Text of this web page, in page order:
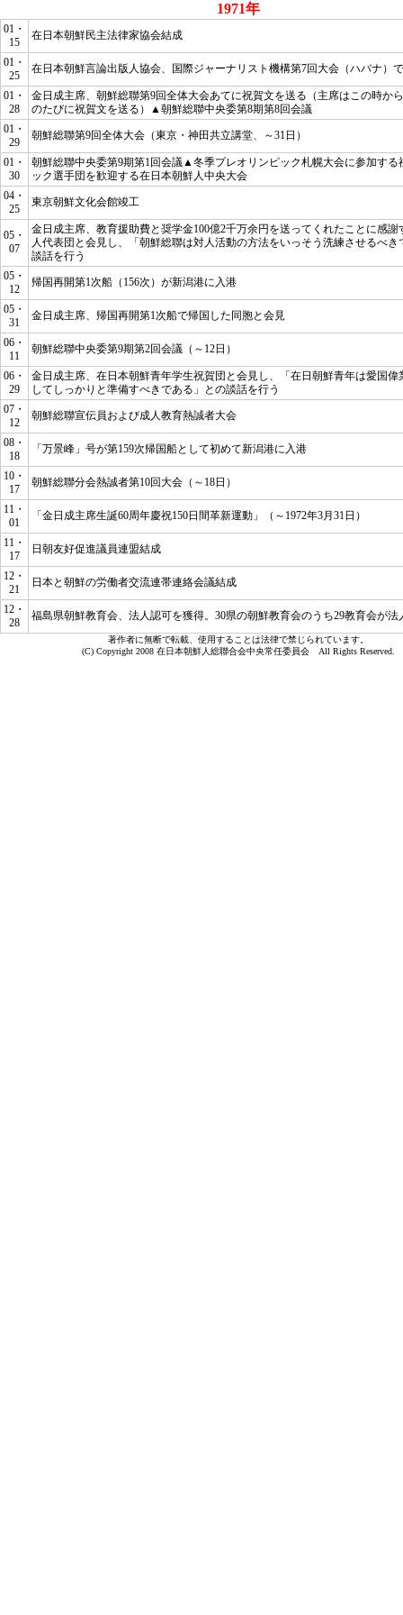
1971年
01・
15
在日本朝鮮民主法律家協会結成
01・
25
在日本朝鮮言論出版人協会、国際ジャーナリスト機構第7回大会（ハバナ）
01・
28
金日成主席、朝鮮総聯第9回全体大会あてに祝賀文を送る（主席はこの時か
のたびに祝賀文を送る）▲朝鮮総聯中央委第8期第8回会議
01・
29
朝鮮総聯第9回全体大会（東京・神田共立講堂、～31日）
01・
30
朝鮮総聯中央委第9期第1回会議▲冬季プレオリンピック札幌大会に参加する
ック選手団を歓迎する在日本朝鮮人中央大会
04・
25
東京朝鮮文化会館竣工
05・
07
金日成主席、教育援助費と奨学金100億2千万余円を送ってくれたことに感謝
人代表団と会見し、
「朝鮮総聯は対人活動の方法をいっそう洗練させるべき
談話を行う
05・
12
帰国再開第1次船（156次）が新潟港に入港
05・
31
金日成主席、帰国再開第1次船で帰国した同胞と会見
06・
11
朝鮮総聯中央委第9期第2回会議（～12日）
06・
29
金日成主席、在日本朝鮮青年学生祝賀団と会見し、
「在日朝鮮青年は愛国
してしっかりと準備すべきである」
との談話を行う
07・
12
朝鮮総聯宣伝員および成人教育熱誠者大会
08・
18
「万景峰」号が第159次帰国船として初めて新潟港に入港
10・
17
朝鮮総聯分会熱誠者第10回大会（～18日）
11・
01
「金日成主席生誕60周年慶祝150日間革新運動」（～1972年3月31日）
11・
17
日朝友好促進議員連盟結成
12・
21
日本と朝鮮の労働者交流連帯連絡会議結成
12・
28
福島県朝鮮教育会、法人認可を獲得。30県の朝鮮教育会のうち29教育会が法
著作者に無断で転載、使用することは法律で禁じられています。
(C) Copyright 2008 在日本朝鮮人総聯合会中央常任委員会 All Rights Reserved.